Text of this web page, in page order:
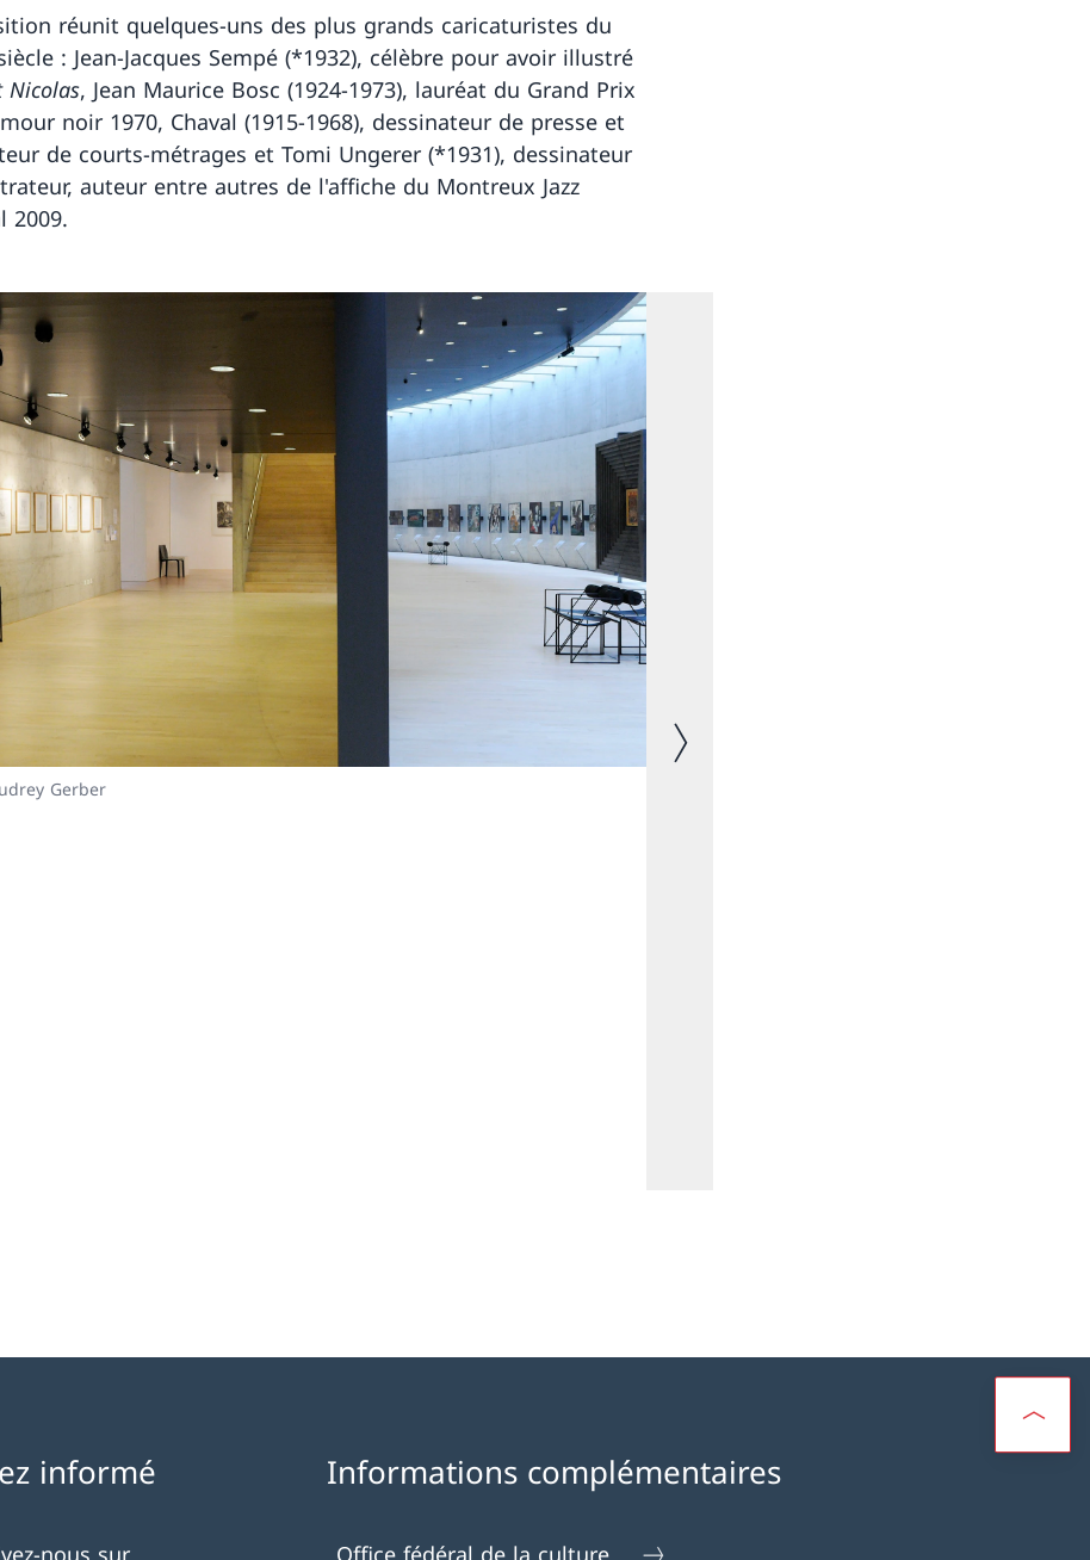
réunit quelques-uns des plus grands caricaturistes du
: Jean-Jacques Sempé (*1932), célèbre pour avoir illustré
Nicolas, Jean Maurice Bosc (1924-1973), lauréat du Grand Prix
noir 1970, Chaval (1915-1968), dessinateur de presse et
de courts-métrages et Tomi Ungerer (*1931), dessinateur
auteur entre autres de l'affiche du Montreux Jazz
2009.
Gerber
Image suivante
informé Informations complémentaires